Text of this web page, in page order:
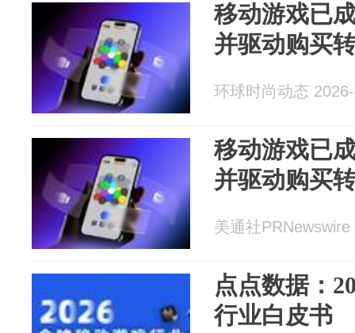
移动游戏已
并驱动购买
环球时尚动态
移动游戏已
并驱动购买
美通社
点点数据：
行业白皮书